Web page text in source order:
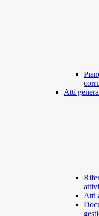
Atti
Atti